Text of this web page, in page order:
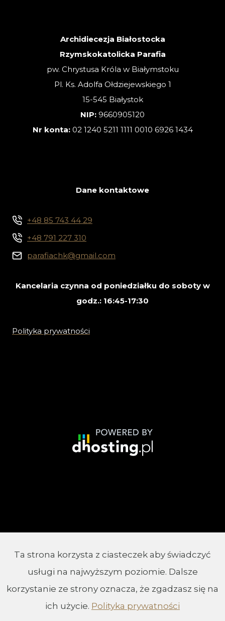
Archidiecezja Białostocka
Rzymskokatolicka Parafia
pw. Chrystusa Króla w Białymstoku
Pl. Ks. Adolfa Ołdziejewskiego 1
15-545 Białystok
NIP: 9660905120
Nr konta: 02 1240 5211 1111 0010 6926 1434
Dane kontaktowe
+48 85 743 44 29
+48 791 227 310
parafiachk@gmail.com
Kancelaria czynna od poniedziałku do soboty w
godz.: 16:45-17:30
Polityka prywatności
Ta strona korzysta z ciasteczek aby świadczyć
usługi na najwyższym poziomie. Dalsze
korzystanie ze strony oznacza, że zgadzasz się na
ich użycie. Polityka prywatności